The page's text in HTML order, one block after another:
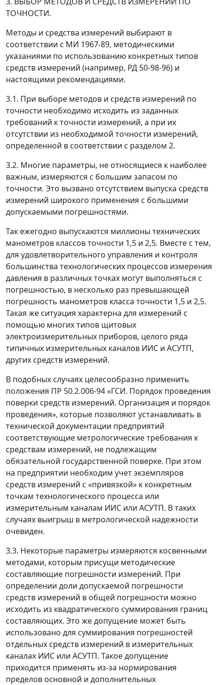
ТОЧНОСТИ.
Методы и средства измерений выбирают в
соответствии с МИ 1967-89, методическими
указаниями по использованию конкретных типов
средств измерений (например, РД 50-98-96) и
настоящими рекомендациями.
3.1. При выборе методов и средств измерений по
точности необходимо исходить из заданных
требований к точности измерений, а при их
отсутствии из необходимой точности измерений,
определенной в соответствии с разделом 2.
3.2. Многие параметры, не относящиеся к наиболее
важным, измеряются с большим запасом по
точности. Это вызвано отсутствием выпуска средств
измерений широкого применения с большими
допускаемыми погрешностями.
Так ежегодно выпускаются миллионы технических
манометров классов точности 1,5 и 2,5. Вместе с тем,
для удовлетворительного управления и контроля
большинства технологических процессов измерения
давления в различных точках могут выполняться с
погрешностью, в несколько раз превышающей
погрешность манометров класса точности 1,5 и 2,5.
Такая же ситуация характерна для измерений с
помощью многих типов щитовых
электроизмерительных приборов, целого ряда
типичных измерительных каналов ИИС и АСУТП,
других средств измерений.
В подобных случаях целесообразно применить
положения ПР 50.2.006-94 «ГСИ. Порядок проведения
поверки средств измерений. Организация и порядок
проведения», которые позволяют устанавливать в
технической документации предприятий
соответствующие метрологические требования к
средствам измерений, не подлежащим
обязательной государственной поверке. При этом
на предприятии необходим учет экземпляров
средств измерений с «привязкой» к конкретным
точкам технологического процесса или
измерительным каналам ИИС или АСУТП. В таких
случаях выигрыш в метрологической надежности
очевиден.
3.3. Некоторые параметры измеряются косвенными
методами, которым присущи методические
составляющие погрешности измерений. При
определении доли допускаемой погрешности
средств измерений в общей погрешности можно
исходить из квадратического суммирования границ
составляющих. Это же допущение может быть
использовано для суммирования погрешностей
отдельных средств измерений в измерительных
каналах ИИС или АСУТП. Такое допущение
приходится применять из-за нормирования
пределов основной и дополнительных